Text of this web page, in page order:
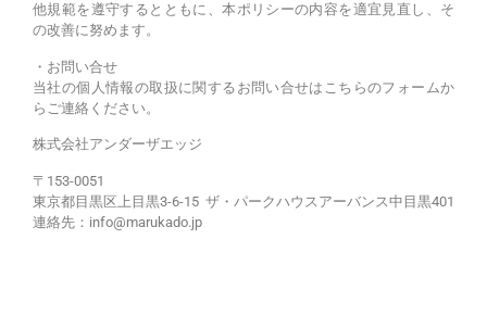
他規範を遵守するとともに、本ポリシーの内容を適宜見直し、そ
の改善に努めます。
・お問い合せ
当社の個人情報の取扱に関するお問い合せはこちらのフォームか
らご連絡ください。
株式会社アンダーザエッジ
〒153-0051
東京都目黒区上目黒3-6-15 ザ・パークハウスアーバンス中目黒401
連絡先：info@marukado.jp